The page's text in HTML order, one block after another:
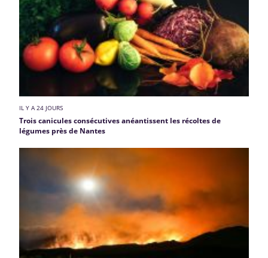
IL Y A 24 JOURS
Trois canicules consécutives anéantissent les récoltes de
légumes près de Nantes